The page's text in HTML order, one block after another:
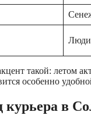
Люди
такой: летом
особенно
курьера в